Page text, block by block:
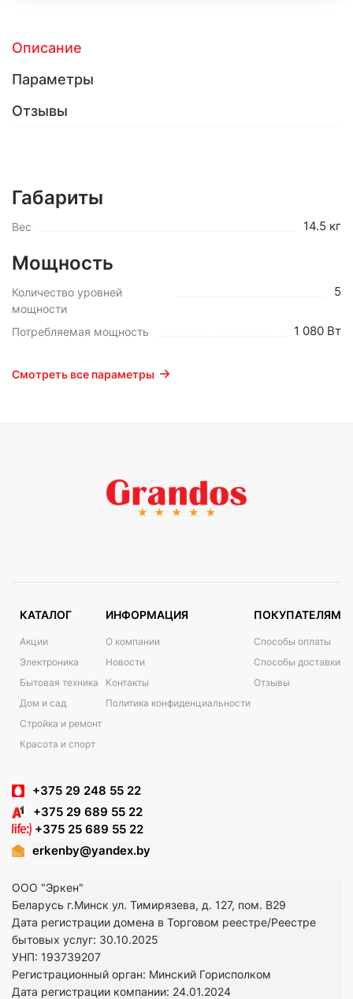
Описание
Параметры
Отзывы
Габариты
Вес 14.5 кг
Мощность
Количество уровней
мощности
5
Потребляемая мощность 1 080 Вт
Смотреть все параметры
КАТАЛОГ
Акции
Электроника
Бытовая техника
Дом и сад
Стройка и ремонт
Красота и спорт
ИНФОРМАЦИЯ
О компании
Новости
Контакты
Политика конфиденциальности
ПОКУПАТЕЛЯМ
Способы оплаты
Способы доставки
Отзывы
+375 29 248 55 22
+375 29 689 55 22
+375 25 689 55 22
erkenby@yandex.by
ООО "Эркен"
Беларусь г.Минск ул. Тимирязева, д. 127, пом. В29
Дата регистрации домена в Торговом реестре/Реестре
бытовых услуг: 30.10.2025
УНП: 193739207
Регистрационный орган: Минский Горисполком
Дата регистрации компании: 24.01.2024